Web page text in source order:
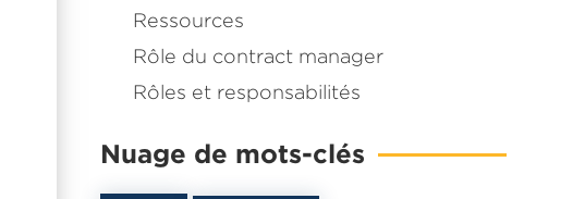
Ressources
Rôle du contract manager
Rôles et responsabilités
Nuage de mots-clés